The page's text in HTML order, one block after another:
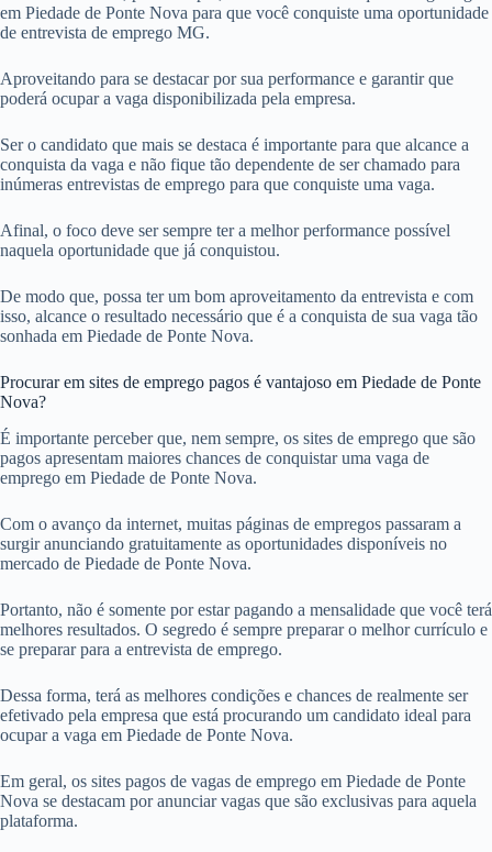
em Piedade de Ponte Nova para que você conquiste uma oportunidade
de entrevista de emprego MG.
Aproveitando para se destacar por sua performance e garantir que
poderá ocupar a vaga disponibilizada pela empresa.
Ser o candidato que mais se destaca é importante para que alcance a
conquista da vaga e não fique tão dependente de ser chamado para
inúmeras entrevistas de emprego para que conquiste uma vaga.
Afinal, o foco deve ser sempre ter a melhor performance possível
naquela oportunidade que já conquistou.
De modo que, possa ter um bom aproveitamento da entrevista e com
isso, alcance o resultado necessário que é a conquista de sua vaga tão
sonhada em Piedade de Ponte Nova.
Procurar em sites de emprego pagos é vantajoso em Piedade de Ponte
Nova?
É importante perceber que, nem sempre, os sites de emprego que são
pagos apresentam maiores chances de conquistar uma vaga de
emprego em Piedade de Ponte Nova.
Com o avanço da internet, muitas páginas de empregos passaram a
surgir anunciando gratuitamente as oportunidades disponíveis no
mercado de Piedade de Ponte Nova.
Portanto, não é somente por estar pagando a mensalidade que você terá
melhores resultados. O segredo é sempre preparar o melhor currículo e
se preparar para a entrevista de emprego.
Dessa forma, terá as melhores condições e chances de realmente ser
efetivado pela empresa que está procurando um candidato ideal para
ocupar a vaga em Piedade de Ponte Nova.
Em geral, os sites pagos de vagas de emprego em Piedade de Ponte
Nova se destacam por anunciar vagas que são exclusivas para aquela
plataforma.